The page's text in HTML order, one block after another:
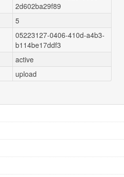
2d602ba29f89
5
05223127-0406-410d-a4b3-
b114be17ddf3
active
upload